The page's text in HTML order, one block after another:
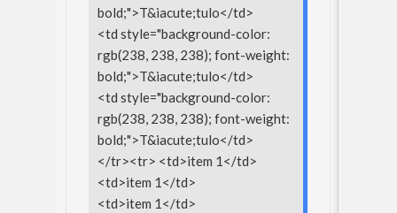
bold;">T&iacute;tulo</td>
<td style="background-color:
rgb(238, 238, 238); font-weight:
bold;">T&iacute;tulo</td>
<td style="background-color:
rgb(238, 238, 238); font-weight:
bold;">T&iacute;tulo</td>
</tr><tr> <td>item 1</td>
<td>item 1</td>
<td>item 1</td>